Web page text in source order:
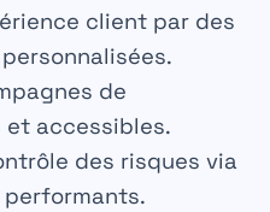
client par des
de
accessibles.
des risques via